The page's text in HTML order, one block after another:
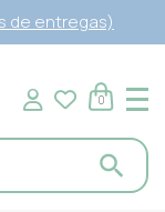
de entregas)
0